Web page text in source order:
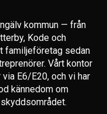
kommun — från
Kode och
familjeföretag sedan
Vårt kontor
E6/E20, och vi har
kännedom om